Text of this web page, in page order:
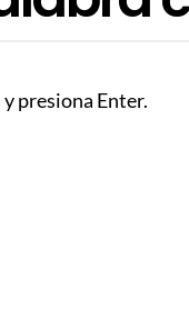
presiona Enter.